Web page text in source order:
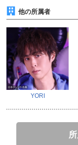
他の所属者
YORI